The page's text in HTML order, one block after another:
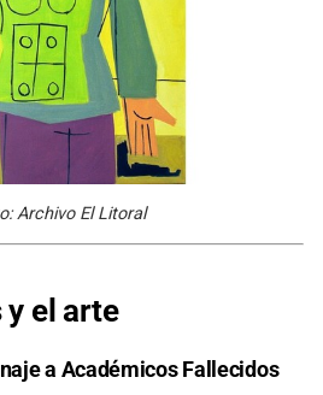
Archivo El Litoral
y el arte
a Académicos Fallecidos